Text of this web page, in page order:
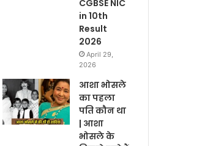
CGBSE NIC
in 10th
Result
2026
April 29,
2026
आशा भोसले
का पहला
पति कौन था
| आशा
भोसले के